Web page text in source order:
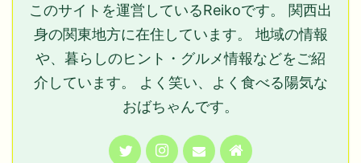
このサイトを運営しているReikoです。 関西出
身の関東地方に在住しています。 地域の情報
や、暮らしのヒント・グルメ情報などをご紹
介しています。 よく笑い、よく食べる陽気な
おばちゃんです。